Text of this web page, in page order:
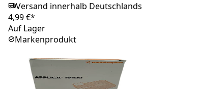
Versand innerhalb Deutschlands
4,99 €*
Auf Lager
Markenprodukt